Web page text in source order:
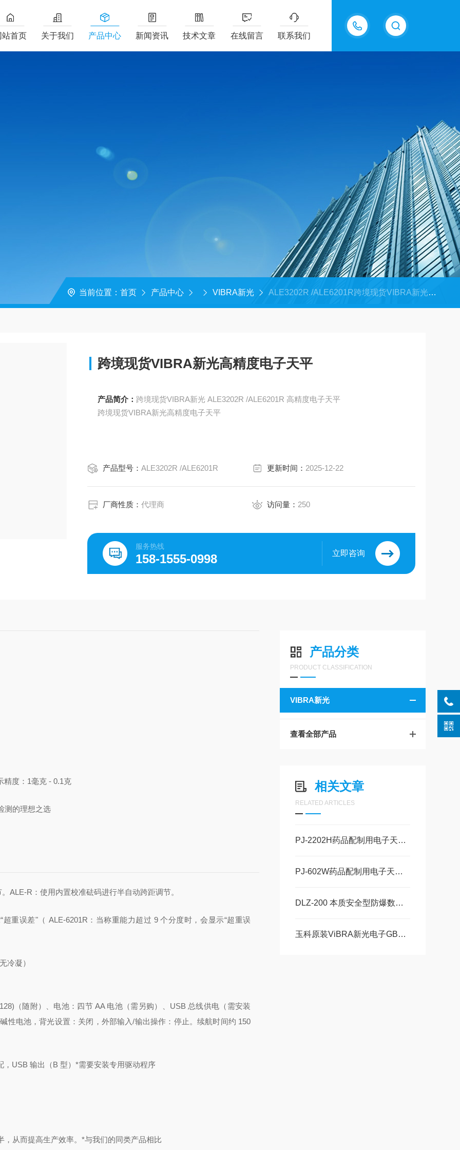
15815550998
站首页 关于我们 产品中心 新闻资讯 技术文章 在线留言 联系我们
当前位置： 首页 产品中心 VIBRA新光 ALE3202R /ALE6201R跨境现货VIBRA新光高精度电子天平
跨境现货VIBRA新光高精度电子天平
产品简介：
跨境现货VIBRA新光 ALE3202R /ALE6201R 高精度电子天平
跨境现货VIBRA新光高精度电子天平
产品型号：ALE3202R /ALE6201R 更新时间： 2025-12-22
厂商性质：代理商 访问量： 250
服务热线
158-1555-0998 立即咨询
产品分类
PRODUCT CLASSIFICATION
VIBRA新光
查看全部产品
相关文章
RELATED ARTICLES
PJ-2202H药品配制用电子天平VIBRA新光电子玉科原装现货
PJ-602W药品配制用电子天平VIBRA新光电子玉科原装现货
DLZ-200 本质安全型防爆数据记录仪VIBRA新光电子玉科原装现货
玉科原装ViBRA新光电子GB1203高精度千分之一克1200g电子天平详情
精度：1毫克 - 0.1克
测的理想之选
。ALE-R：使用内置校准砝码进行半自动跨距调节。
超重误差"（ ALE-6201R：当称重能力超过 9 个分度时，会显示“超重误
冷凝）
（随附） 、电池：四节 AA 电池（需另购）
、USB 总线供电（需安装
性电池，背光设置：关闭，外部输入/输出操作：停止。续航时间约 150
USB 输出（B 型）*需要安装专用驱动程序
从而提高生产效率。*与我们的同类产品相比